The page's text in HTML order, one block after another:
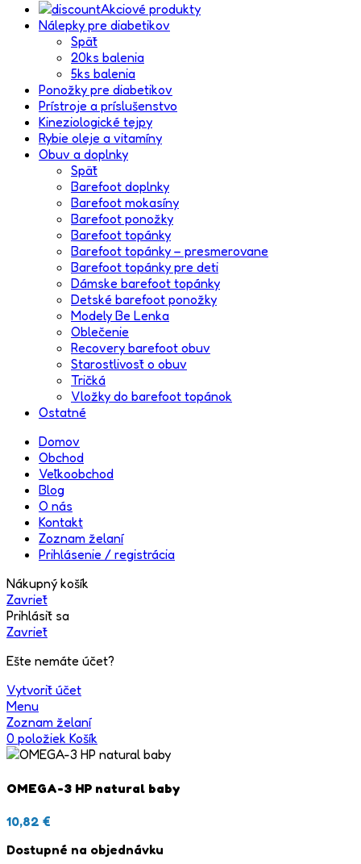
Akciové produkty
Nálepky pre diabetikov
Späť
20ks balenia
5ks balenia
Ponožky pre diabetikov
Prístroje a príslušenstvo
Kineziologické tejpy
Rybie oleje a vitamíny
Obuv a doplnky
Späť
Barefoot doplnky
Barefoot mokasíny
Barefoot ponožky
Barefoot topánky
Barefoot topánky – presmerovane
Barefoot topánky pre deti
Dámske barefoot topánky
Detské barefoot ponožky
Modely Be Lenka
Oblečenie
Recovery barefoot obuv
Starostlivosť o obuv
Tričká
Vložky do barefoot topánok
Ostatné
Domov
Obchod
Veľkoobchod
Blog
O nás
Kontakt
Zoznam želaní
Prihlásenie / registrácia
Nákupný košík
Zavrieť
Prihlásiť sa
Zavrieť
Ešte nemáte účet?
Vytvoriť účet
Menu
Zoznam želaní
0 položiek Košík
OMEGA-3 HP natural baby
10,82 €
Dostupné na objednávku